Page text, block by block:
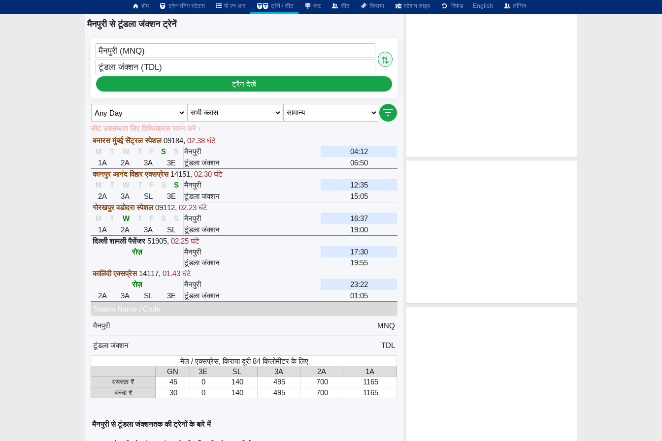
होम ट्रेन रनिंग स्टेटस पी एन आर ट्रेनें / सीट रूट सीट किराया स्टेशन लाइव रिफंड English लॉगिन
मैनपुरी से टूंडला जंक्शन ट्रेनें
मैनपुरी (MNQ)
⇅
टूंडला जंक्शन (TDL)
ट्रैन देखें
सीट उपलब्धता लिए तिथि/क्लास चयन करें ↑
बनारस मुंबई सेंट्रल स्पेशल 09184,02.38 घंटे
M
T W T F S S मैनपुरी
04:12
1A
2A 3A 3E टूंडला जंक्शन
06:50
कानपुर आनंद विहार एक्सप्रेस 14151,02.30 घंटे
M
T W T F S S मैनपुरी
12:35
2A
3A SL 3E टूंडला जंक्शन
15:05
गोरखपुर वडोदरा स्पेशल 09112,02.23 घंटे
M
T W T F S S मैनपुरी
16:37
1A
2A 3A SL टूंडला जंक्शन
19:00
दिल्ली शामली पैसेंजर 51905,02.25 घंटे
रोज़
मैनपुरी
17:30
टूंडला जंक्शन
19:55
कालिंदी एक्सप्रेस 14117,01.43 घंटे
रोज़
मैनपुरी
23:22
2A
3A SL 3E टूंडला जंक्शन
01:05
Station Name / Code
मैनपुरी
MNQ
टूंडला जंक्शन
TDL
मेल / एक्सप्रेस, किराया दूरी 84 किलोमीटर के लिए
GN
3E SL 3A 2A
1A
वयस्क ₹
45 0 140 495 700
1165
बच्चा ₹
30 0 140 495 700 1165
मैनपुरी से टूंडला जंक्शनतक की ट्रेनों के बारे में